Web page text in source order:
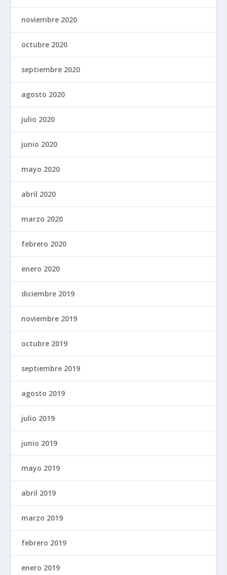
noviembre 2020
octubre 2020
septiembre 2020
agosto 2020
julio 2020
junio 2020
mayo 2020
abril 2020
marzo 2020
febrero 2020
enero 2020
diciembre 2019
noviembre 2019
octubre 2019
septiembre 2019
agosto 2019
julio 2019
junio 2019
mayo 2019
abril 2019
marzo 2019
febrero 2019
enero 2019